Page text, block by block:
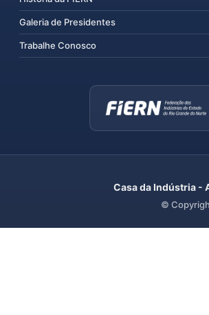
Galeria de Presidentes
Trabalhe Conosco
Casa da Indústria -
©